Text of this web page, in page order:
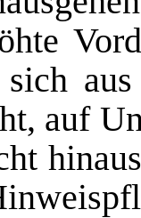
aus
auf